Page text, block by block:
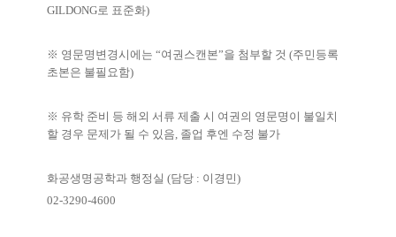
GILDONG로 표준화)
※ 영문명변경시에는 “여권스캔본”을 첨부할 것 (주민등록
초본은 불필요함)
※ 유학 준비 등 해외 서류 제출 시 여권의 영문명이 불일치
할 경우 문제가 될 수 있음, 졸업 후엔 수정 불가
화공생명공학과 행정실 (담당 : 이경민)
02-3290-4600